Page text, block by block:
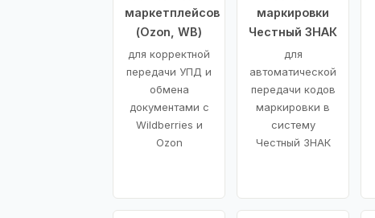
маркетплейсов
(Ozon, WB)
для корректной
передачи УПД и
обмена
документами с
Wildberries и
Ozon
маркировки
Честный ЗНАК
для
автоматической
передачи кодов
маркировки в
систему
Честный ЗНАК